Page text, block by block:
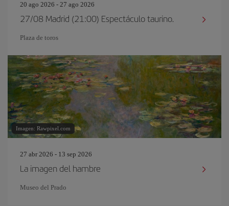
20 ago 2026 - 27 ago 2026
27/08 Madrid (21:00) Espectáculo taurino.
Plaza de toros
Imagen: Rawpixel.com
27 abr 2026 - 13 sep 2026
La imagen del hambre
Museo del Prado